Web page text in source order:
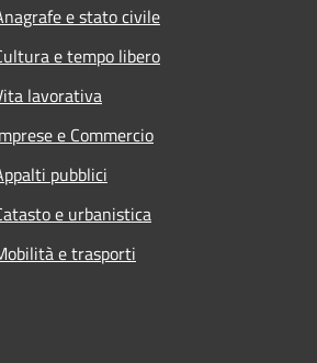
e stato civile
e tempo libero
lavorativa
e Commercio
pubblici
e urbanistica
e trasporti